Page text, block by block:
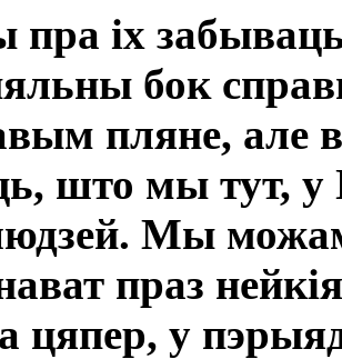
пра іх
бок
пляне, але
што мы тут,
Мы
праз
цяпер, у